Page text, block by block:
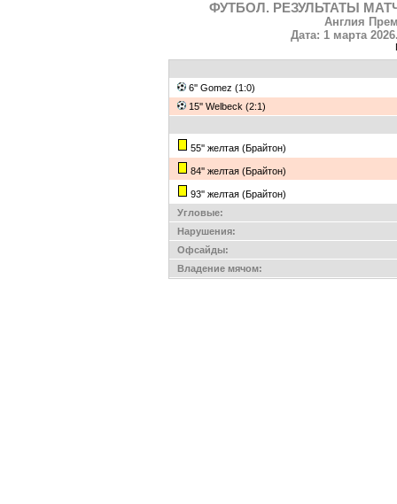
ФУТБОЛ. РЕЗУЛЬТАТЫ
Англия
Дата: 1 марта
6'' Gomez (1:0)
15'' Welbeck (2:1)
55'' желтая (Брайтон)
84'' желтая (Брайтон)
93'' желтая (Брайтон)
Угловые:
Нарушения:
Офсайды:
Владение мячом: